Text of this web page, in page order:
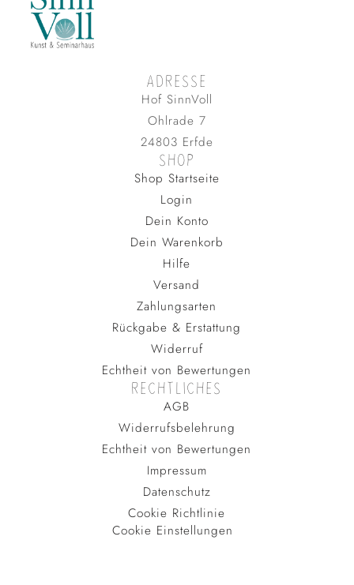
ADRESSE
Hof SinnVoll
Ohlrade 7
24803 Erfde
SHOP
Shop Startseite
Login
Dein Konto
Dein Warenkorb
Hilfe
Versand
Zahlungsarten
Rückgabe & Erstattung
Widerruf
Echtheit von Bewertungen
RECHTLICHES
AGB
Widerrufsbelehrung
Echtheit von Bewertungen
Impressum
Datenschutz
Cookie Richtlinie
Cookie Einstellungen